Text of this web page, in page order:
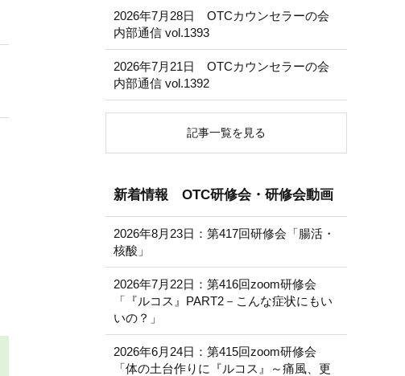
2026年7月28日 OTCカウンセラーの会
内部通信 vol.1393
2026年7月21日 OTCカウンセラーの会
内部通信 vol.1392
記事一覧を見る
新着情報 OTC研修会・研修会動画
2026年8月23日：第417回研修会「腸活・
核酸」
2026年7月22日：第416回zoom研修会
「『ルコス』PART2－こんな症状にもい
いの？」
2026年6月24日：第415回zoom研修会
「体の土台作りに『ルコス』～痛風、更